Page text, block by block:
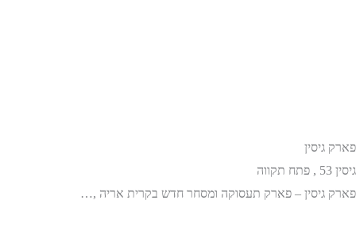
פארק גיסין
גיסין 53 , פתח תקווה
פארק גיסין – פארק תעסוקה ומסחר חדש בקרית אריה ,…